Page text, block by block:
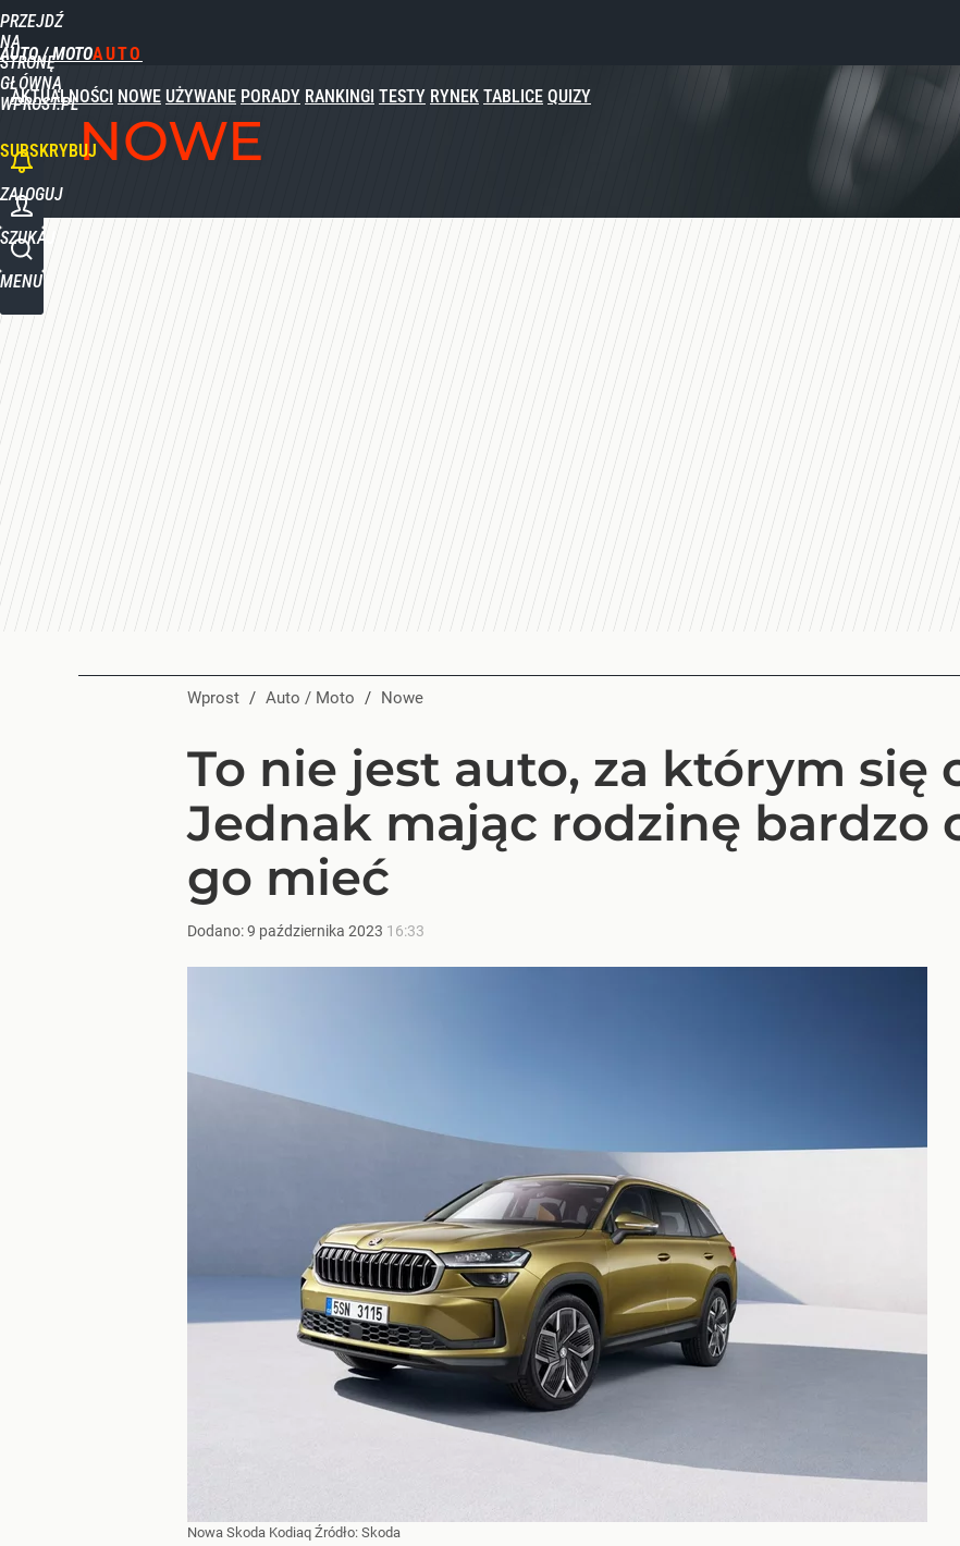
PRZEJDŹ
NA
STRONĘ
GŁÓWNĄ
WPROST.PL
AUTO / MOTO
AKTUALNOŚCI NOWE UŻYWANE PORADY RANKINGI TESTY RYNEK TABLICE QUIZY
SUBSKRYBUJ
ZALOGUJ
SZUKAJ
MENU
NOWE
Wprost / Auto / Moto / Nowe
To nie jest auto, za którym się
Jednak mając rodzinę bardzo
go mieć
Dodano:9 października 2023 16:33
Nowa Skoda Kodiaq Źródło: Skoda